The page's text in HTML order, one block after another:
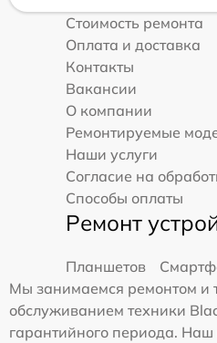
Стоимость ремонта
Оплата и доставка
Контакты
Вакансии
О компании
Ремонтируемые
Наши услуги
Согласие на
Способы оплаты
Ремонт
Планшетов
Мы занимаемся ремонтом и
обслуживанием техники
гарантийного периода.